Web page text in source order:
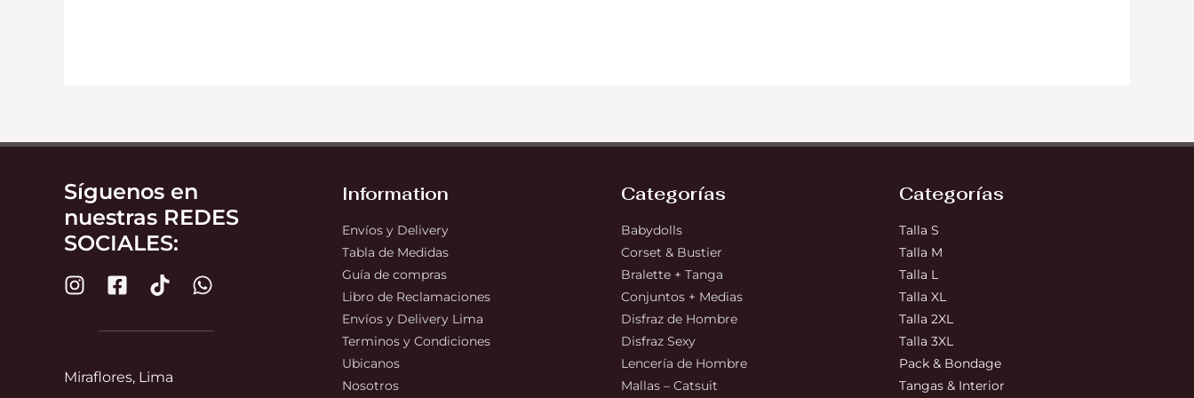
Síguenos en
nuestras REDES
SOCIALES:
Miraflores, Lima
Information
Envíos y Delivery
Tabla de Medidas
Guía de compras
Libro de Reclamaciones
Envíos y Delivery Lima
Terminos y Condiciones
Ubicanos
Nosotros
Categorías
Babydolls
Corset & Bustier
Bralette + Tanga
Conjuntos + Medias
Disfraz de Hombre
Disfraz Sexy
Lencería de Hombre
Mallas – Catsuit
Categorías
Talla S
Talla M
Talla L
Talla XL
Talla 2XL
Talla 3XL
Pack & Bondage
Tangas & Interior